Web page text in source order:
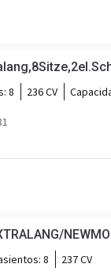
8 236 CV
8
237 CV